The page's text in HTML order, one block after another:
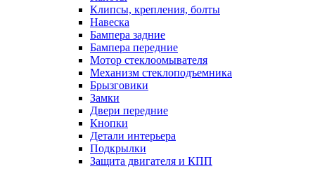
Клипсы, крепления, болты
Навеска
Бампера задние
Бампера передние
Мотор стеклоомывателя
Механизм стеклоподъемника
Брызговики
Замки
Двери передние
Кнопки
Детали интерьера
Подкрылки
Защита двигателя и КПП